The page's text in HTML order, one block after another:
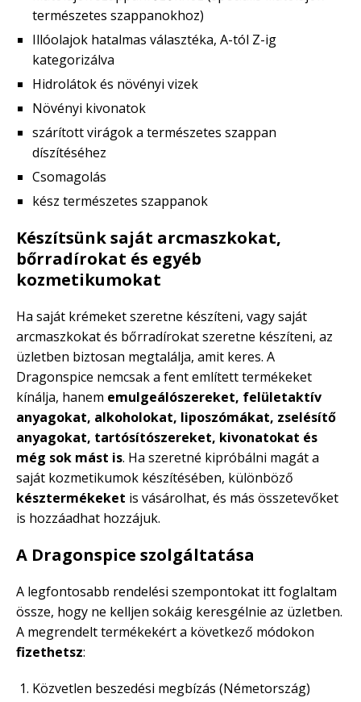
természetes szappanokhoz)
Illóolajok hatalmas választéka, A-tól Z-ig
kategorizálva
Hidrolátok és növényi vizek
Növényi kivonatok
szárított virágok a természetes szappan
díszítéséhez
Csomagolás
kész természetes szappanok
Készítsünk saját arcmaszkokat,
bőrradírokat és egyéb
kozmetikumokat
Ha saját krémeket szeretne készíteni, vagy saját
arcmaszkokat és bőrradírokat szeretne készíteni, az
üzletben biztosan megtalálja, amit keres. A
Dragonspice nemcsak a fent említett termékeket
kínálja, hanem emulgeálószereket, felületaktív
anyagokat, alkoholokat, liposzómákat, zselésítő
anyagokat, tartósítószereket, kivonatokat és
még sok mást is. Ha szeretné kipróbálni magát a
saját kozmetikumok készítésében, különböző
késztermékeket is vásárolhat, és más összetevőket
is hozzáadhat hozzájuk.
A Dragonspice szolgáltatása
A legfontosabb rendelési szempontokat itt foglaltam
össze, hogy ne kelljen sokáig keresgélnie az üzletben.
A megrendelt termékekért a következő módokon
fizethetsz:
Közvetlen beszedési megbízás (Németország)